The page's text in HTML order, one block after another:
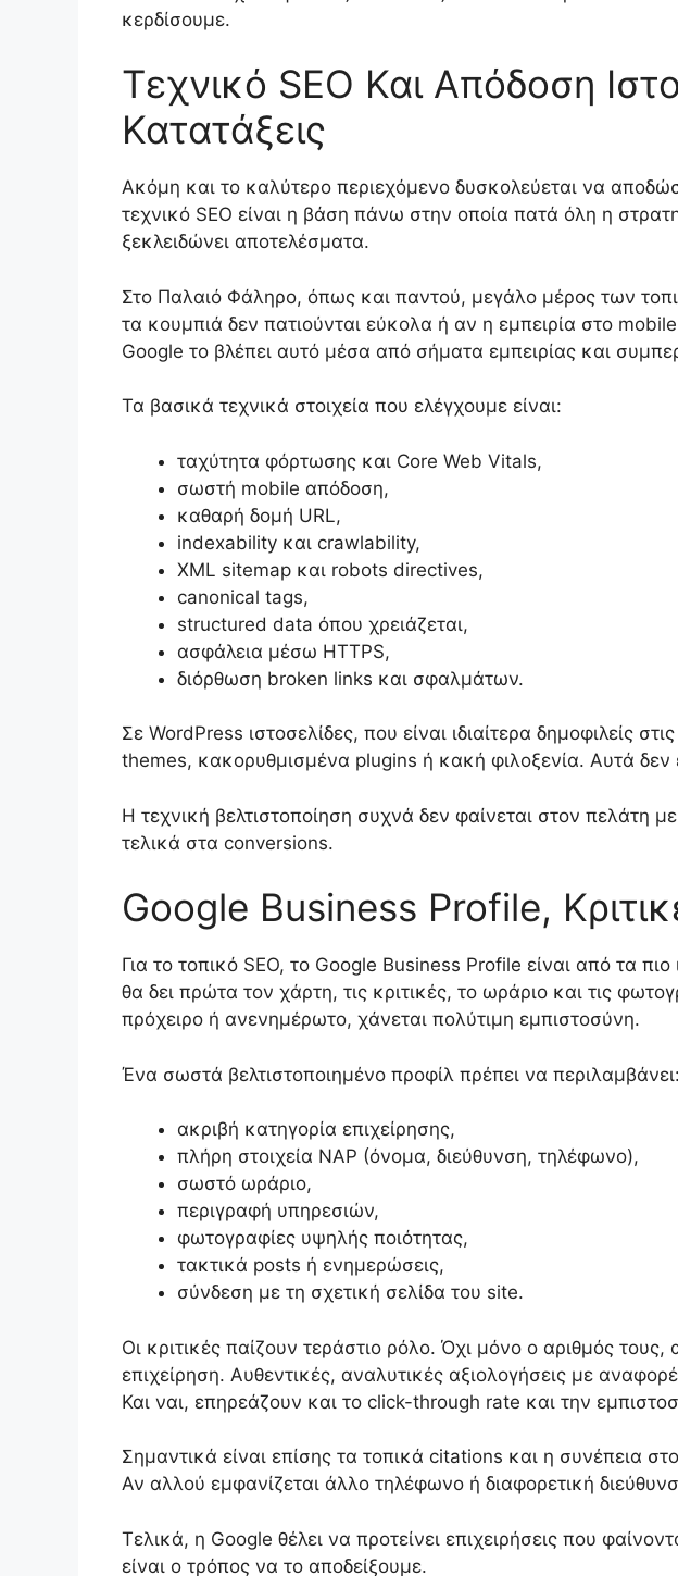
κερδίσουμε.
Τεχνικό SEO Και Απόδοση
Κατατάξεις
Ακόμη και το καλύτερο περιεχόμενο δυσκολεύεται να
τεχνικό SEO είναι η βάση πάνω στην οποία πατά όλη η
ξεκλειδώνει αποτελέσματα.
Στο Παλαιό Φάληρο, όπως και παντού, μεγάλο μέρος των
τα κουμπιά δεν πατιούνται εύκολα ή αν η εμπειρία στο
Google το βλέπει αυτό μέσα από σήματα εμπειρίας και
Τα βασικά τεχνικά στοιχεία που ελέγχουμε είναι:
ταχύτητα φόρτωσης και Core Web Vitals,
σωστή mobile απόδοση,
καθαρή δομή URL,
indexability και crawlability,
XML sitemap και robots directives,
canonical tags,
structured data όπου χρειάζεται,
ασφάλεια μέσω HTTPS,
διόρθωση broken links και σφαλμάτων.
Σε WordPress ιστοσελίδες, που είναι ιδιαίτερα δημοφιλείς
themes, κακορυθμισμένα plugins ή κακή φιλοξενία. Αυτά δεν
Η τεχνική βελτιστοποίηση συχνά δεν φαίνεται στον πελάτη
τελικά στα conversions.
Google Business Profile,
Για το τοπικό SEO, το Google Business Profile είναι από τα
θα δει πρώτα τον χάρτη, τις κριτικές, το ωράριο και τις
πρόχειρο ή ανενημέρωτο, χάνεται πολύτιμη εμπιστοσύνη.
Ένα σωστά βελτιστοποιημένο προφίλ πρέπει να περιλαμβάνει:
ακριβή κατηγορία επιχείρησης,
πλήρη στοιχεία NAP (όνομα, διεύθυνση, τηλέφωνο),
σωστό ωράριο,
περιγραφή υπηρεσιών,
φωτογραφίες υψηλής ποιότητας,
τακτικά posts ή ενημερώσεις,
σύνδεση με τη σχετική σελίδα του site.
Οι κριτικές παίζουν τεράστιο ρόλο. Όχι μόνο ο αριθμός
επιχείρηση. Αυθεντικές, αναλυτικές αξιολογήσεις με
Και ναι, επηρεάζουν και το click-through rate και την
Σημαντικά είναι επίσης τα τοπικά citations και η συνέπεια
Αν αλλού εμφανίζεται άλλο τηλέφωνο ή διαφορετική
Τελικά, η Google θέλει να προτείνει επιχειρήσεις που
είναι ο τρόπος να το αποδείξουμε.